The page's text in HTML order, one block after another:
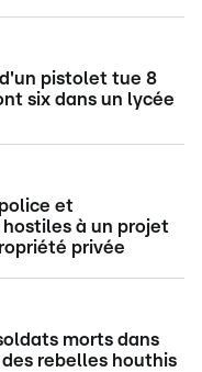
pistolet tue 8
six dans un lycée
et
à un projet
privée
morts dans
rebelles houthis